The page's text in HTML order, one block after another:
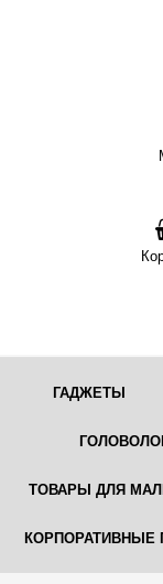
ГАДЖЕТЫ
ТОВАРЫ ДЛЯ
КОРПОРАТИВНЫЕ